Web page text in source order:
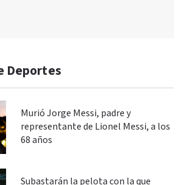
Deportes
Murió Jorge Messi, padre y
representante de Lionel Messi, a los
68 años
Subastarán la pelota con la que